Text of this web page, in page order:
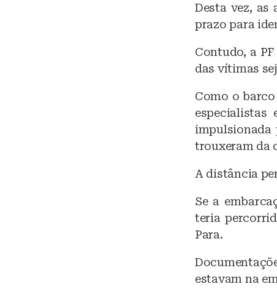
Desta vez, as
prazo para
Contudo, a
das vítimas
Como o
especialistas
impulsionada
trouxeram da
A distância
Se a
teria
Para.
estavam na